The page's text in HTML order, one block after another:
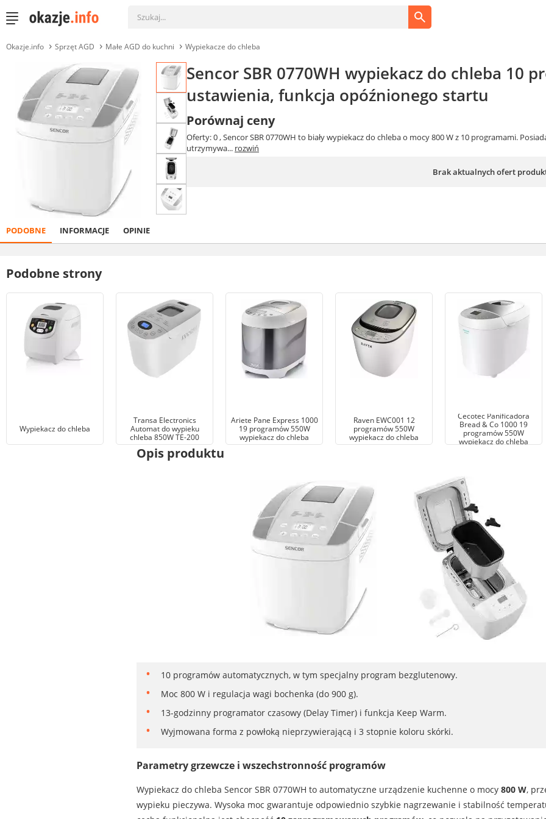
Okazje.info Sprzęt AGD Małe AGD do kuchni Wypiekacze do chleba
Sencor SBR 0770WH wypiekacz do chleba 10
ustawienia, funkcja opóźnionego startu
Porównaj ceny
Oferty: 0, Sencor SBR 0770WH to biały wypiekacz do chleba o mocy 800 W z 10 programami.
utrzymywa... rozwiń
Brak aktualnych ofert
PODOBNE INFORMACJE OPINIE
Podobne strony
Wypiekacz do chleba
Transa Electronics
Automat do wypieku
chleba 850W TE-200
Ariete Pane Express 1000
19 programów 550W
wypiekacz do chleba
Raven EWC001 12
programów 550W
wypiekacz do chleba
Cecotec Panificadora
Bread & Co 1000 19
programów 550W
wypiekacz do chleba
Opis produktu
10 programów automatycznych, w tym specjalny program bezglutenowy.
Moc 800 W i regulacja wagi bochenka (do 900 g).
13-godzinny programator czasowy (Delay Timer) i funkcja Keep Warm.
Wyjmowana forma z powłoką nieprzywierającą i 3 stopnie koloru skórki.
Parametry grzewcze i wszechstronność programów
Wypiekacz do chleba Sencor SBR 0770WH to automatyczne urządzenie kuchenne o mocy 800 W,
wypieku pieczywa. Wysoka moc gwarantuje odpowiednio szybkie nagrzewanie i stabilność